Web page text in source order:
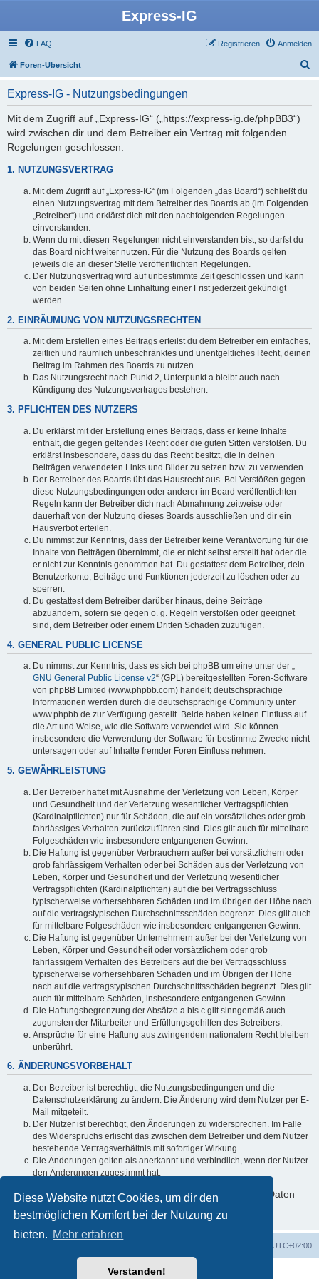
Diese Website nutzt Cookies, um dir den
bestmöglichen Komfort bei der Nutzung zu
bieten. Mehr erfahren
Verstanden!
Express-IG
FAQ Anmelden
Registrieren
Foren-Übersicht
Express-IG - Nutzungsbedingungen
Mit dem Zugriff auf „Express-IG“ („https://express-ig.de/phpBB3“)
wird zwischen dir und dem Betreiber ein Vertrag mit folgenden
Regelungen geschlossen:
1. NUTZUNGSVERTRAG
Mit dem Zugriff auf „Express-IG“ (im Folgenden „das Board“) schließt du
einen Nutzungsvertrag mit dem Betreiber des Boards ab (im Folgenden
„Betreiber“) und erklärst dich mit den nachfolgenden Regelungen
einverstanden.
Wenn du mit diesen Regelungen nicht einverstanden bist, so darfst du
das Board nicht weiter nutzen. Für die Nutzung des Boards gelten
jeweils die an dieser Stelle veröffentlichten Regelungen.
Der Nutzungsvertrag wird auf unbestimmte Zeit geschlossen und kann
von beiden Seiten ohne Einhaltung einer Frist jederzeit gekündigt
werden.
2. EINRÄUMUNG VON NUTZUNGSRECHTEN
Mit dem Erstellen eines Beitrags erteilst du dem Betreiber ein einfaches,
zeitlich und räumlich unbeschränktes und unentgeltliches Recht, deinen
Beitrag im Rahmen des Boards zu nutzen.
Das Nutzungsrecht nach Punkt 2, Unterpunkt a bleibt auch nach
Kündigung des Nutzungsvertrages bestehen.
3. PFLICHTEN DES NUTZERS
Du erklärst mit der Erstellung eines Beitrags, dass er keine Inhalte
enthält, die gegen geltendes Recht oder die guten Sitten verstoßen. Du
erklärst insbesondere, dass du das Recht besitzt, die in deinen
Beiträgen verwendeten Links und Bilder zu setzen bzw. zu verwenden.
Der Betreiber des Boards übt das Hausrecht aus. Bei Verstößen gegen
diese Nutzungsbedingungen oder anderer im Board veröffentlichten
Regeln kann der Betreiber dich nach Abmahnung zeitweise oder
dauerhaft von der Nutzung dieses Boards ausschließen und dir ein
Hausverbot erteilen.
Du nimmst zur Kenntnis, dass der Betreiber keine Verantwortung für die
Inhalte von Beiträgen übernimmt, die er nicht selbst erstellt hat oder die
er nicht zur Kenntnis genommen hat. Du gestattest dem Betreiber, dein
Benutzerkonto, Beiträge und Funktionen jederzeit zu löschen oder zu
sperren.
Du gestattest dem Betreiber darüber hinaus, deine Beiträge
abzuändern, sofern sie gegen o. g. Regeln verstoßen oder geeignet
sind, dem Betreiber oder einem Dritten Schaden zuzufügen.
4. GENERAL PUBLIC LICENSE
Du nimmst zur Kenntnis, dass es sich bei phpBB um eine unter der „
GNU General Public License v2“ (GPL) bereitgestellten Foren-Software
von phpBB Limited (www.phpbb.com) handelt; deutschsprachige
Informationen werden durch die deutschsprachige Community unter
www.phpbb.de zur Verfügung gestellt. Beide haben keinen Einfluss auf
die Art und Weise, wie die Software verwendet wird. Sie können
insbesondere die Verwendung der Software für bestimmte Zwecke nicht
untersagen oder auf Inhalte fremder Foren Einfluss nehmen.
5. GEWÄHRLEISTUNG
Der Betreiber haftet mit Ausnahme der Verletzung von Leben, Körper
und Gesundheit und der Verletzung wesentlicher Vertragspflichten
(Kardinalpflichten) nur für Schäden, die auf ein vorsätzliches oder grob
fahrlässiges Verhalten zurückzuführen sind. Dies gilt auch für mittelbare
Folgeschäden wie insbesondere entgangenen Gewinn.
Die Haftung ist gegenüber Verbrauchern außer bei vorsätzlichem oder
grob fahrlässigem Verhalten oder bei Schäden aus der Verletzung von
Leben, Körper und Gesundheit und der Verletzung wesentlicher
Vertragspflichten (Kardinalpflichten) auf die bei Vertragsschluss
typischerweise vorhersehbaren Schäden und im übrigen der Höhe nach
auf die vertragstypischen Durchschnittsschäden begrenzt. Dies gilt auch
für mittelbare Folgeschäden wie insbesondere entgangenen Gewinn.
Die Haftung ist gegenüber Unternehmern außer bei der Verletzung von
Leben, Körper und Gesundheit oder vorsätzlichem oder grob
fahrlässigem Verhalten des Betreibers auf die bei Vertragsschluss
typischerweise vorhersehbaren Schäden und im Übrigen der Höhe
nach auf die vertragstypischen Durchschnittsschäden begrenzt. Dies gilt
auch für mittelbare Schäden, insbesondere entgangenen Gewinn.
Die Haftungsbegrenzung der Absätze a bis c gilt sinngemäß auch
zugunsten der Mitarbeiter und Erfüllungsgehilfen des Betreibers.
Ansprüche für eine Haftung aus zwingendem nationalem Recht bleiben
unberührt.
6. ÄNDERUNGSVORBEHALT
Der Betreiber ist berechtigt, die Nutzungsbedingungen und die
Datenschutzerklärung zu ändern. Die Änderung wird dem Nutzer per E-
Mail mitgeteilt.
Der Nutzer ist berechtigt, den Änderungen zu widersprechen. Im Falle
des Widerspruchs erlischt das zwischen dem Betreiber und dem Nutzer
bestehende Vertragsverhältnis mit sofortiger Wirkung.
Die Änderungen gelten als anerkannt und verbindlich, wenn der Nutzer
den Änderungen zugestimmt hat.
Informationen über den Umgang mit deinen persönlichen Daten
sind in der Datenschutzerklärung enthalten.
UTC+02:00
Powered byphpBB® Forum Software © phpBB Limited